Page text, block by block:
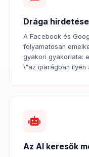
Drága
A Facebook és
folyamatosan
gyakori gyakorlata:
\"az iparágban ilyen
Az AI keresők